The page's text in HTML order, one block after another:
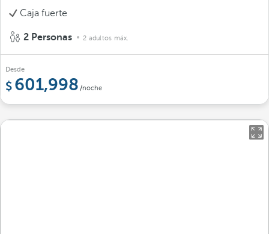
Caja fuerte
2 Personas 2 adultos máx.
Desde
601,998 /noche